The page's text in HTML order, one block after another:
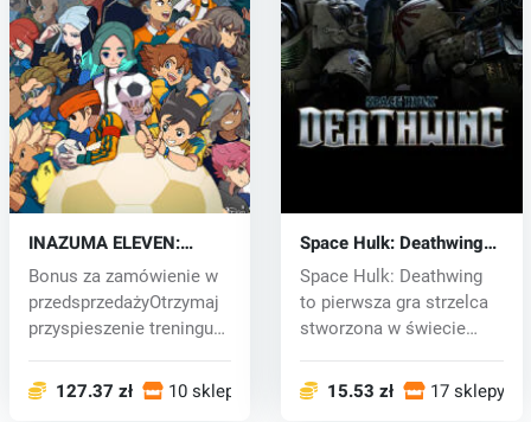
INAZUMA ELEVEN:
Victory Road (PC) key
Bonus za zamówienie w
przedsprzedażyOtrzymaj
przyspieszenie treningu
127.37 zł 10 sklepy
Space Hulk: Deathwing
(PC) CD key
Space Hulk: Deathwing
to pierwsza gra strzelca
stworzona w świecie
15.53 zł 17 sklepy